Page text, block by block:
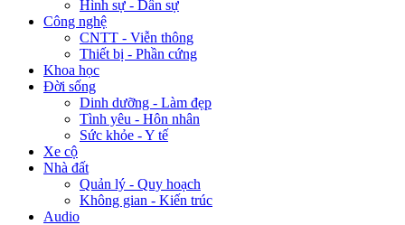
Hình sự - Dân sự
Công nghệ
CNTT - Viễn thông
Thiết bị - Phần cứng
Khoa học
Đời sống
Dinh dưỡng - Làm đẹp
Tình yêu - Hôn nhân
Sức khỏe - Y tế
Xe cộ
Nhà đất
Quản lý - Quy hoạch
Không gian - Kiến trúc
Audio